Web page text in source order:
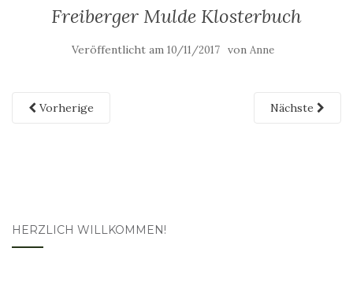
Freiberger Mulde Klosterbuch
Veröffentlicht am 10/11/2017 von Anne
Vorherige Nächste
HERZLICH WILLKOMMEN!